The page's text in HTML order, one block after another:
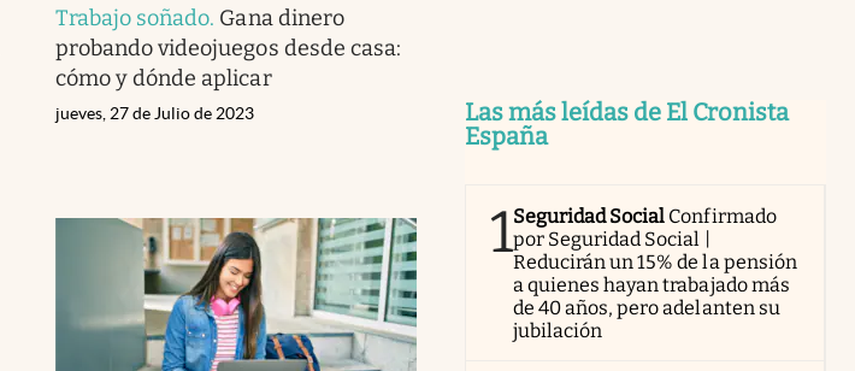
Trabajo soñado. Gana dinero
probando videojuegos desde casa:
cómo y dónde aplicar
jueves, 27 de Julio de 2023
Las más leídas de El Cronista
España
1Seguridad Social Confirmado
por Seguridad Social |
Reducirán un 15% de la pensión
a quienes hayan trabajado más
de 40 años, pero adelanten su
jubilación